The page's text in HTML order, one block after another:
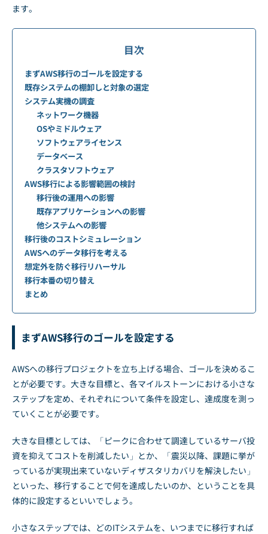
ます。
目次
まずAWS移行のゴールを設定する
既存システムの棚卸しと対象の選定
システム実機の調査
ネットワーク機器
OSやミドルウェア
ソフトウェアライセンス
データベース
クラスタソフトウェア
AWS移行による影響範囲の検討
移行後の運用への影響
既存アプリケーションへの影響
他システムへの影響
移行後のコストシミュレーション
AWSへのデータ移行を考える
想定外を防ぐ移行リハーサル
移行本番の切り替え
まとめ
まずAWS移行のゴールを設定する
AWSへの移行プロジェクトを立ち上げる場合、ゴールを決めるこ
とが必要です。大きな目標と、各マイルストーンにおける小さな
ステップを定め、それぞれについて条件を設定し、達成度を測っ
ていくことが必要です。
大きな目標としては、「ピークに合わせて調達しているサーバ投
資を抑えてコストを削減したい」とか、「震災以降、課題に挙が
っているが実現出来ていないディザスタリカバリを解決したい」
といった、移行することで何を達成したいのか、ということを具
体的に設定するといいでしょう。
小さなステップでは、どのITシステムを、いつまでに移行すれば